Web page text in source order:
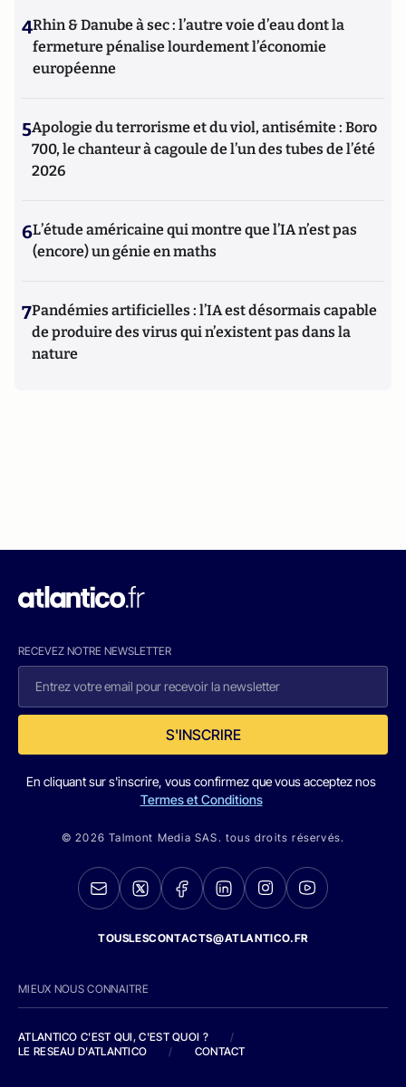
4Rhin & Danube à sec : l’autre voie d’eau dont la
fermeture pénalise lourdement l’économie
européenne
5Apologie du terrorisme et du viol, antisémite : Boro
700, le chanteur à cagoule de l’un des tubes de l’été
2026
6L’étude américaine qui montre que l’IA n’est pas
(encore) un génie en maths
7Pandémies artificielles : l’IA est désormais capable
de produire des virus qui n’existent pas dans la
nature
RECEVEZ NOTRE NEWSLETTER
S'INSCRIRE
En cliquant sur s'inscrire, vous confirmez que vous acceptez nos
Termes et Conditions
© 2026 Talmont Media SAS. tous droits réservés.
TOUSLESCONTACTS@ATLANTICO.FR
MIEUX NOUS CONNAITRE
ATLANTICO C'EST QUI, C'EST QUOI ?
/
LE RESEAU D'ATLANTICO
/ CONTACT